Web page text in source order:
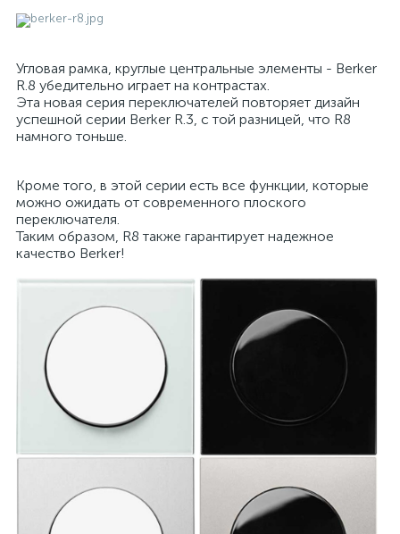
Угловая рамка, круглые центральные элементы - Berker
R.8 убедительно играет на контрастах.
Эта новая серия переключателей повторяет дизайн
успешной серии Berker R.3, с той разницей, что R8
намного тоньше.
Кроме того, в этой серии есть все функции, которые
можно ожидать от современного плоского
переключателя.
Таким образом, R8 также гарантирует надежное
качество Berker!